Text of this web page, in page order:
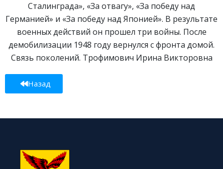
Сталинграда», «За отвагу», «За победу над
Германией» и «За победу над Японией». В результате
военных действий он прошел три войны. После
демобилизации 1948 году вернулся с фронта домой.
Связь поколений. Трофимович Ирина Викторовна
Назад